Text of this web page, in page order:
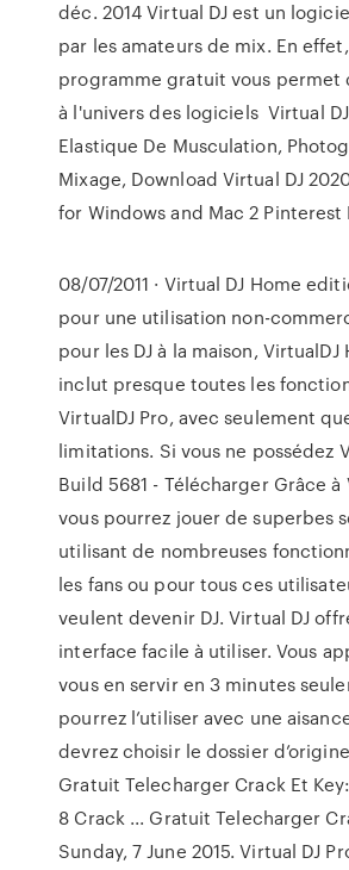
déc. 2014 Virtual DJ est un
par les amateurs de mix. En
programme gratuit vous permet
à l'univers des logiciels Virtual
Elastique De Musculation,
Mixage, Download Virtual DJ
for Windows and Mac 2 Pinterest
08/07/2011 · Virtual DJ Home
pour une utilisation non-
pour les DJ à la maison,
inclut presque toutes les
VirtualDJ Pro, avec seulement
limitations. Si vous ne possédez
Build 5681 - Télécharger Grâce à
vous pourrez jouer de superbes
utilisant de nombreuses
les fans ou pour tous ces
veulent devenir DJ. Virtual DJ
interface facile à utiliser. Vous
vous en servir en 3 minutes
pourrez l’utiliser avec une
devrez choisir le dossier
Gratuit Telecharger Crack Et
8 Crack ... Gratuit Telecharger
Sunday, 7 June 2015. Virtual DJ